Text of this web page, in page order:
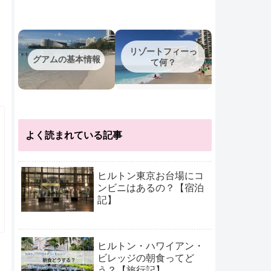
グアムの基本情報
リゾートフィーっ
て何？
よく読まれている記事
ヒルトン東京お台場にコ
ンビニはあるの？【宿泊
記】
ヒルトン・ハワイアン・
ビレッジの朝食ってど